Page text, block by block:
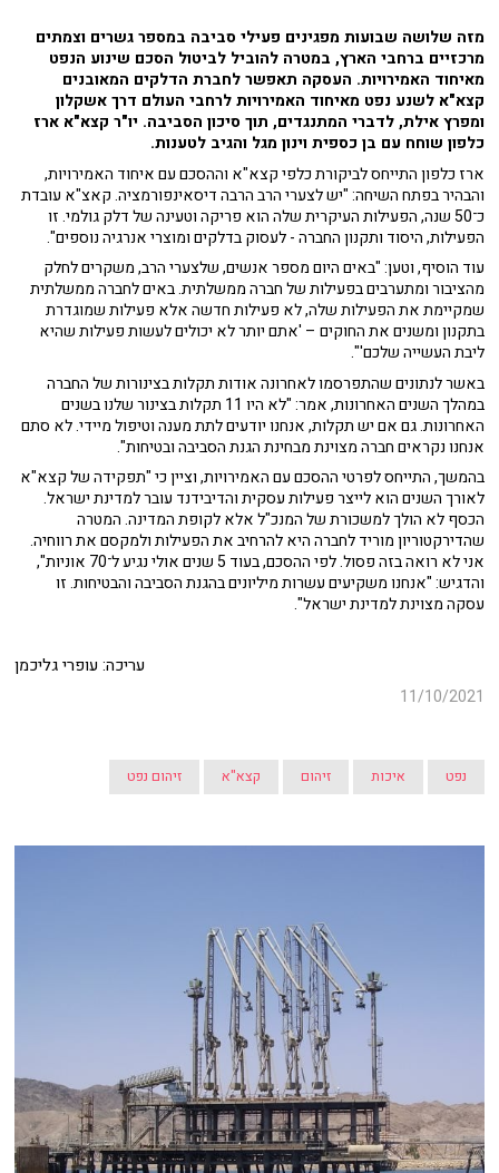
מזה שלושה שבועות מפגינים פעילי סביבה במספר גשרים וצמתים
מרכזיים ברחבי הארץ, במטרה להוביל לביטול הסכם שינוע הנפט
מאיחוד האמירויות. העסקה תאפשר לחברת הדלקים המאובנים
קצא"א לשנע נפט מאיחוד האמירויות לרחבי העולם דרך אשקלון
ומפרץ אילת, לדברי המתנגדים, תוך סיכון הסביבה. יו"ר קצא"א ארז
כלפון שוחח עם בן כספית וינון מגל והגיב לטענות.
ארז כלפון התייחס לביקורת כלפי קצא"א וההסכם עם איחוד האמירויות,
והבהיר בפתח השיחה: "יש לצערי הרב הרבה דיסאינפורמציה. קאצ"א עובדת
כ־50 שנה, הפעילות העיקרית שלה הוא פריקה וטעינה של דלק גולמי. זו
הפעילות, היסוד ותקנון החברה - לעסוק בדלקים ומוצרי אנרגיה נוספים".
עוד הוסיף, וטען: "באים היום מספר אנשים, שלצערי הרב, משקרים לחלק
מהציבור ומתערבים בפעילות של חברה ממשלתית. באים לחברה ממשלתית
שמקיימת את הפעילות שלה, לא פעילות חדשה אלא פעילות שמוגדרת
בתקנון ומשנים את החוקים – 'אתם יותר לא יכולים לעשות פעילות שהיא
ליבת העשייה שלכם'".
באשר לנתונים שהתפרסמו לאחרונה אודות תקלות בצינורות של החברה
במהלך השנים האחרונות, אמר: "לא היו 11 תקלות בצינור שלנו בשנים
האחרונות. גם אם יש תקלות, אנחנו יודעים לתת מענה וטיפול מיידי. לא סתם
אנחנו נקראים חברה מצוינת מבחינת הגנת הסביבה ובטיחות".
בהמשך, התייחס לפרטי ההסכם עם האמירויות, וציין כי "תפקידה של קצא"א
לאורך השנים הוא לייצר פעילות עסקית והדיבידנד עובר למדינת ישראל.
הכסף לא הולך למשכורת של המנכ"ל אלא לקופת המדינה. המטרה
שהדירקטוריון מוריד לחברה היא להרחיב את הפעילות ולמקסם את רווחיה.
אני לא רואה בזה פסול. לפי ההסכם, בעוד 5 שנים אולי נגיע ל־70 אוניות",
והדגיש: "אנחנו משקיעים עשרות מיליונים בהגנת הסביבה והבטיחות. זו
עסקה מצוינת למדינת ישראל".
עריכה: עופרי גליכמן
11/10/2021
נפט איכות זיהום קצא"א זיהום נפט